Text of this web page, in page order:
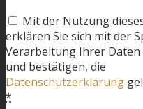
Mit der Nutzung
erklären Sie sich mit der
Verarbeitung Ihrer Daten
und bestätigen, die
Datenschutzerklärung
*